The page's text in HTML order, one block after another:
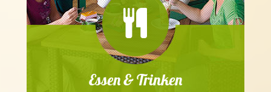
Essen & Trinken